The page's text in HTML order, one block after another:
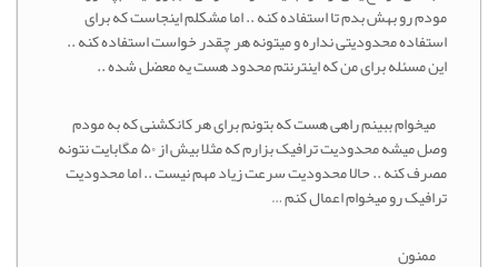
رو بهش بدم تا استفاده کنه .. اما مشکلم اینجاست که برای
محدودیتی نداره و میتونه هر چقدر خواست استفاده کنه ..
برای من که اینترنتم محدود هست یه معضل شده ..
ببینم راهی هست که بتونم برای هر کانکشنی که به مودم
وصل میشه محدودیت ترافیک بزارم که مثلا بیش از ۵۰ مگابایت نتونه
کنه .. حالا محدودیت سرعت زیاد مهم نیست .. اما محدودیت
رو میخوام اعمال کنم …